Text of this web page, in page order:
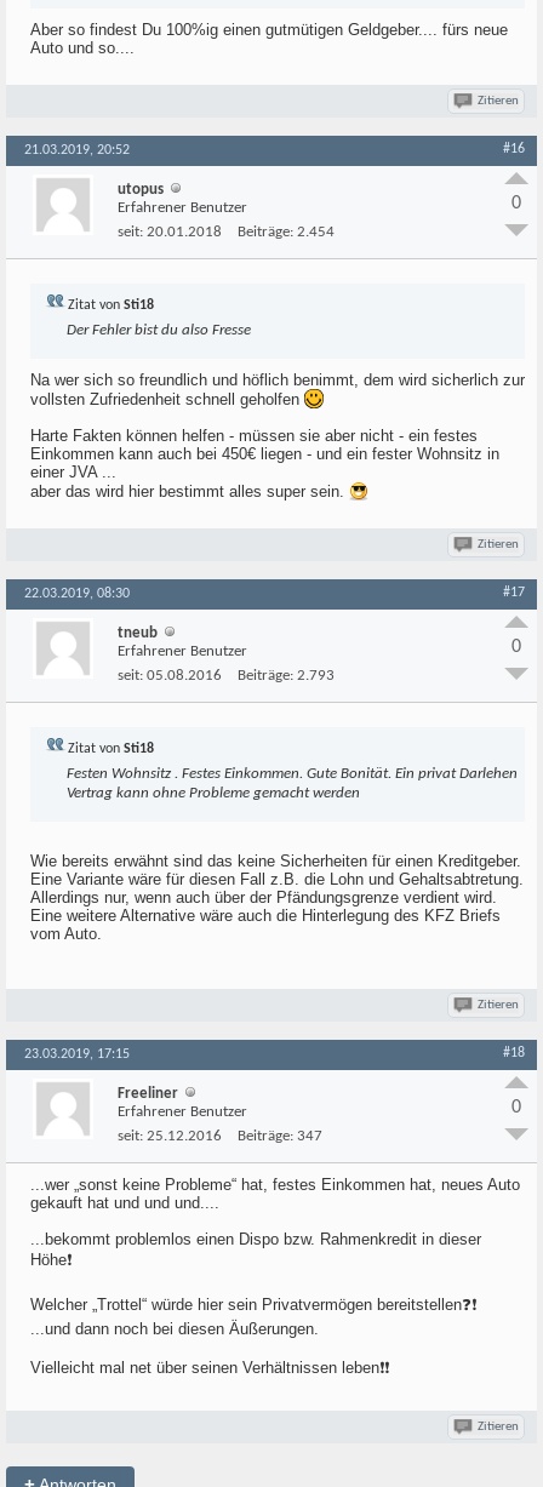
Aber so findest Du 100%ig einen gutmütigen Geldgeber.... fürs neue
Auto und so....
Zitieren
21.03.2019, 20:52 #16
utopus
Erfahrener Benutzer
seit: 20.01.2018 Beiträge: 2.454
0
Zitat von Sti18
Der Fehler bist du also Fresse
Na wer sich so freundlich und höflich benimmt, dem wird sicherlich zur
vollsten Zufriedenheit schnell geholfen
Harte Fakten können helfen - müssen sie aber nicht - ein festes
Einkommen kann auch bei 450€ liegen - und ein fester Wohnsitz in
einer JVA ...
aber das wird hier bestimmt alles super sein.
Zitieren
22.03.2019, 08:30 #17
tneub
Erfahrener Benutzer
seit: 05.08.2016 Beiträge: 2.793
0
Zitat von Sti18
Festen Wohnsitz . Festes Einkommen. Gute Bonität. Ein privat Darlehen
Vertrag kann ohne Probleme gemacht werden
Wie bereits erwähnt sind das keine Sicherheiten für einen Kreditgeber.
Eine Variante wäre für diesen Fall z.B. die Lohn und Gehaltsabtretung.
Allerdings nur, wenn auch über der Pfändungsgrenze verdient wird.
Eine weitere Alternative wäre auch die Hinterlegung des KFZ Briefs
vom Auto.
Zitieren
23.03.2019, 17:15 #18
Freeliner
Erfahrener Benutzer
seit: 25.12.2016 Beiträge: 347
0
...wer „sonst keine Probleme“ hat, festes Einkommen hat, neues Auto
gekauft hat und und und....
...bekommt problemlos einen Dispo bzw. Rahmenkredit in dieser
Höhe❗️
Welcher „Trottel“ würde hier sein Privatvermögen bereitstellen❓❗️
...und dann noch bei diesen Äußerungen.
Vielleicht mal net über seinen Verhältnissen leben❗️❗️
Zitieren